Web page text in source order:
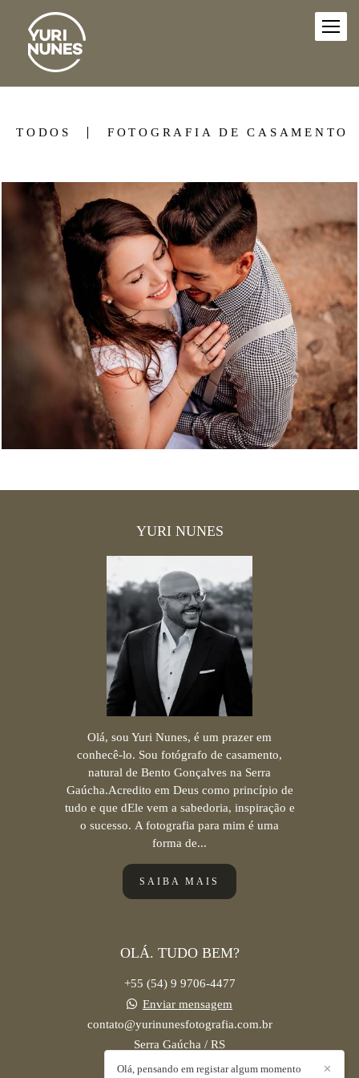
TODOS FOTOGRAFIA DE CASAMENTO
3454 1
YURI NUNES
Olá, sou Yuri Nunes, é um prazer em
conhecê-lo. Sou fotógrafo de casamento,
natural de Bento Gonçalves na Serra
Gaúcha.Acredito em Deus como princípio de
tudo e que dEle vem a sabedoria, inspiração e
o sucesso. A fotografia para mim é uma
forma de...
SAIBA MAIS
OLÁ. TUDO BEM?
+55 (54) 9 9706-4477
Enviar mensagem
contato@yurinunesfotografia.com.br
Serra Gaúcha / RS
✕
Olá, pensando em registar algum momento